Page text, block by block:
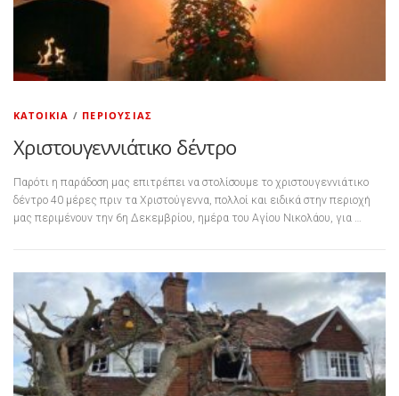
ΚΑΤΟΙΚΊΑ / ΠΕΡΙΟΥΣΊΑΣ
Χριστουγεννιάτικο δέντρο
Παρότι η παράδοση μας επιτρέπει να στολίσουμε το χριστουγεννιάτικο
δέντρο 40 μέρες πριν τα Χριστούγεννα, πολλοί και ειδικά στην περιοχή
μας περιμένουν την 6η Δεκεμβρίου, ημέρα του Αγίου Νικολάου, για …